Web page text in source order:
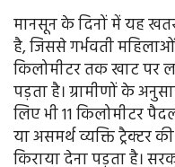
मानसून के दिनों में यह
है, जिससे गर्भवती
किलोमीटर तक खाट पर
पड़ता है। ग्रामीणों के
लिए भी 11 किलोमीटर
या असमर्थ व्यक्ति ट्रैक्टर
किराया देना पड़ता है।